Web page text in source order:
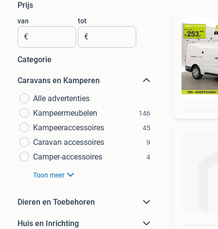
Prijs
van
€
tot
€
Categorie
Caravans en Kamperen
Alle advertenties
Kampeermeubelen
146
Kampeeraccessoires 45
Caravan accessoires 9
Camper-accessoires 4
Toon meer
Dieren en Toebehoren
Huis en Inrichting